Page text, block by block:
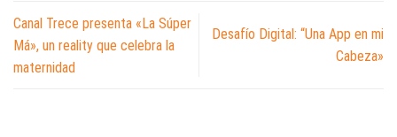
Canal Trece presenta «La Súper
Má», un reality que celebra la
maternidad
Desafío Digital: “Una App en mi
Cabeza»